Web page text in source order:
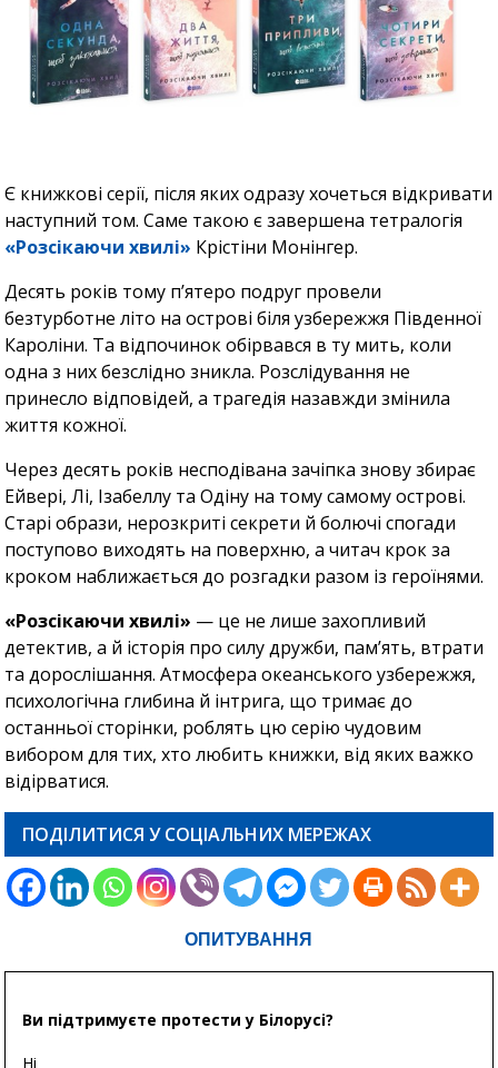
Є книжкові серії, після яких одразу хочеться відкривати
наступний том. Саме такою є завершена тетралогія
«Розсікаючи хвилі» Крістіни Монінгер.
Десять років тому п’ятеро подруг провели
безтурботне літо на острові біля узбережжя Південної
Кароліни. Та відпочинок обірвався в ту мить, коли
одна з них безслідно зникла. Розслідування не
принесло відповідей, а трагедія назавжди змінила
життя кожної.
Через десять років несподівана зачіпка знову збирає
Ейвері, Лі, Ізабеллу та Одіну на тому самому острові.
Старі образи, нерозкриті секрети й болючі спогади
поступово виходять на поверхню, а читач крок за
кроком наближається до розгадки разом із героїнями.
«Розсікаючи хвилі» — це не лише захопливий
детектив, а й історія про силу дружби, пам’ять, втрати
та дорослішання. Атмосфера океанського узбережжя,
психологічна глибина й інтрига, що тримає до
останньої сторінки, роблять цю серію чудовим
вибором для тих, хто любить книжки, від яких важко
відірватися.
ПОДІЛИТИСЯ У СОЦІАЛЬНИХ МЕРЕЖАХ
ОПИТУВАННЯ
Ви підтримуєте протести у Білорусі?
Ні